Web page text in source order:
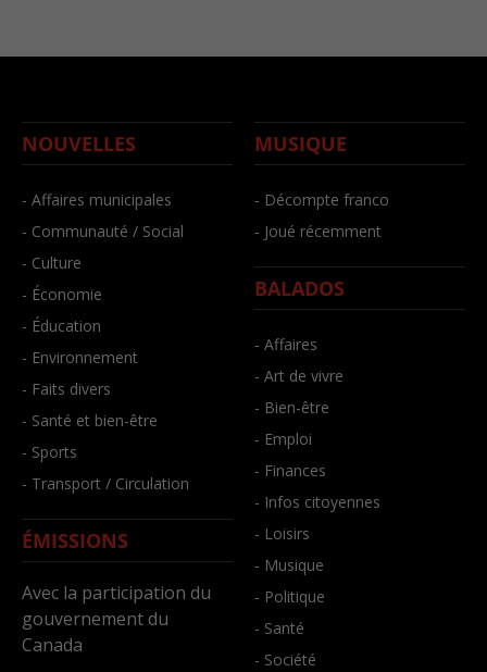
NOUVELLES
- Affaires municipales
- Communauté / Social
- Culture
- Économie
- Éducation
- Environnement
- Faits divers
- Santé et bien-être
- Sports
- Transport / Circulation
ÉMISSIONS
Avec la participation du
gouvernement du
Canada
MUSIQUE
- Décompte franco
- Joué récemment
BALADOS
- Affaires
- Art de vivre
- Bien-être
- Emploi
- Finances
- Infos citoyennes
- Loisirs
- Musique
- Politique
- Santé
- Société